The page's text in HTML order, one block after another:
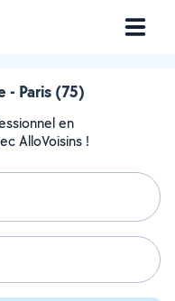
- Paris (75)
en
AlloVoisins !